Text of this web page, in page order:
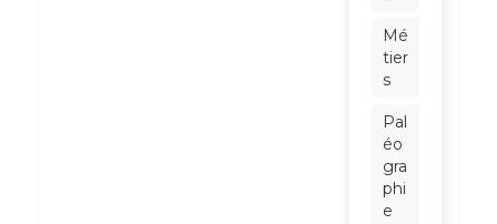
Mé
tier
s
Pal
éo
gra
phi
e